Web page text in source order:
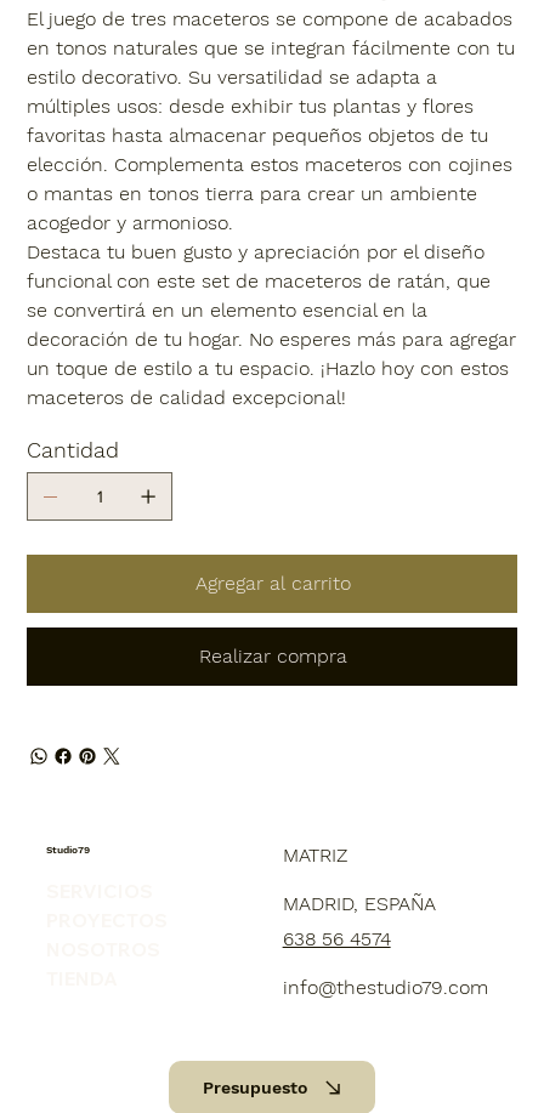
El juego de tres maceteros se compone de acabados
en tonos naturales que se integran fácilmente con tu
estilo decorativo. Su versatilidad se adapta a
múltiples usos: desde exhibir tus plantas y flores
favoritas hasta almacenar pequeños objetos de tu
elección. Complementa estos maceteros con cojines
o mantas en tonos tierra para crear un ambiente
acogedor y armonioso.
Destaca tu buen gusto y apreciación por el diseño
funcional con este set de maceteros de ratán, que
se convertirá en un elemento esencial en la
decoración de tu hogar. No esperes más para agregar
un toque de estilo a tu espacio. ¡Hazlo hoy con estos
maceteros de calidad excepcional!
Cantidad
Agregar al carrito
Realizar compra
Studio79 MATRIZ
MADRID, ESPAÑA
638 56 4574
info@thestudio79.com
Presupuesto